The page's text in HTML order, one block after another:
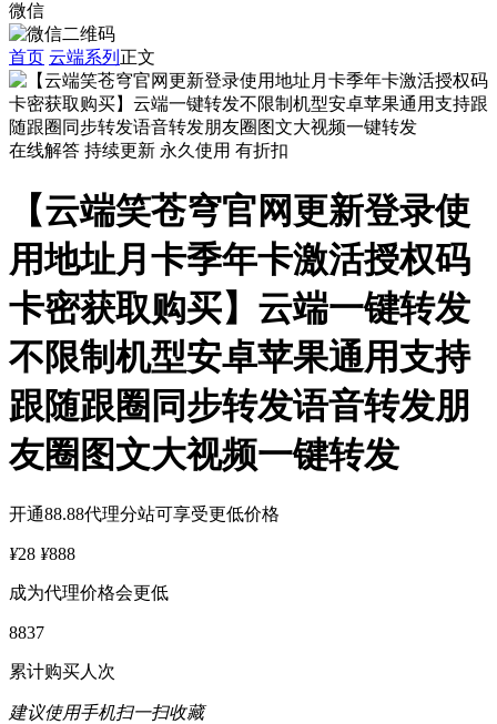
微信
首页 云端系列 正文
在线解答 持续更新 永久使用 有折扣
【云端笑苍穹官网更新登录使
用地址月卡季年卡激活授权码
卡密获取购买】云端一键转发
不限制机型安卓苹果通用支持
跟随跟圈同步转发语音转发朋
友圈图文大视频一键转发
开通88.88代理分站可享受更低价格
¥28 ¥888
成为代理价格会更低
8837
累计购买人次
建议使用手机扫一扫收藏